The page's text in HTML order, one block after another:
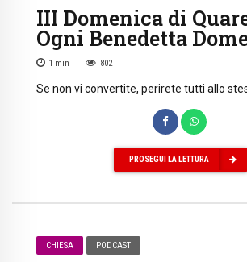
III Domenica di
Ogni Benedetta
1 min 802
Se non vi convertite, perirete tutti allo
PROSEGUI LA LETTURA
CHIESA PODCAST